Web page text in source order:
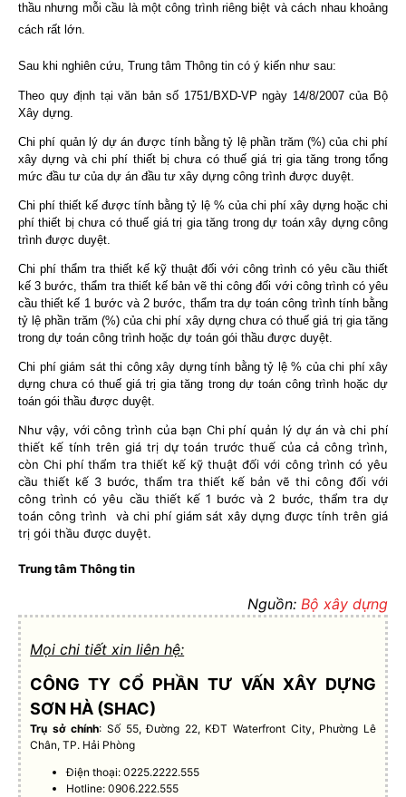
thầu nhưng mỗi cầu là một công trình riêng biệt và cách nhau khoảng
cách rất lớn.
Sau khi nghiên cứu, Trung tâm Thông tin có ý kiến như sau:
Theo quy định tại văn bản số 1751/BXD-VP ngày 14/8/2007 của Bộ
Xây dựng.
Chi phí quản lý dự án được tính bằng tỷ lệ phần trăm (%) của chi phí
xây dựng và chi phí thiết bị chưa có thuế giá trị gia tăng trong tổng
mức đầu tư của dự án đầu tư xây dựng công trình được duyệt.
Chi phí thiết kế được tính bằng tỷ lệ % của chi phí xây dựng hoặc chi
phí thiết bị chưa có thuế giá trị gia tăng trong dự toán xây dựng công
trình được duyệt.
Chi phí thẩm tra thiết kế kỹ thuật đối với công trình có yêu cầu thiết
kế 3 bước, thẩm tra thiết kế bản vẽ thi công đối với công trình có yêu
cầu thiết kế 1 bước và 2 bước, thẩm tra dự toán công trình tính bằng
tỷ lệ phần trăm (%) của chi phí xây dựng chưa có thuế giá trị gia tăng
trong dự toán công trình hoặc dự toán gói thầu được duyệt.
Chi phí giám sát thi công xây dựng tính bằng tỷ lệ % của chi phí xây
dựng chưa có thuế giá trị gia tăng trong dự toán công trình hoặc dự
toán gói thầu được duyệt.
Như vậy, với công trình của bạn Chi phí quản lý dự án và chi phí
thiết kế tính trên giá trị dự toán trước thuế của cả công trình,
còn Chi phí thẩm tra thiết kế kỹ thuật đối với công trình có yêu
cầu thiết kế 3 bước, thẩm tra thiết kế bản vẽ thi công đối với
công trình có yêu cầu thiết kế 1 bước và 2 bước, thẩm tra dự
toán công trình
và chi phí giám sát xây dựng được tính trên giá
trị gói thầu được duyệt.
Trung tâm Thông tin
Nguồn: Bộ xây dựng
Mọi chi tiết xin liên hệ:
CÔNG TY CỔ PHẦN TƯ VẤN XÂY DỰNG
SƠN HÀ (SHAC)
Trụ sở chính: Số 55, Đường 22, KĐT Waterfront City, Phường Lê
Chân, TP. Hải Phòng
Điện thoại: 0225.2222.555
Hotline: 0906.222.555